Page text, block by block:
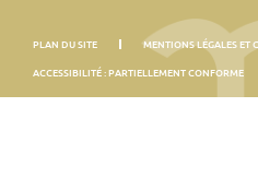
PLAN DU SITE
MENTIONS LÉGALES ET
ACCESSIBILITÉ : PARTIELLEMENT CONFORME